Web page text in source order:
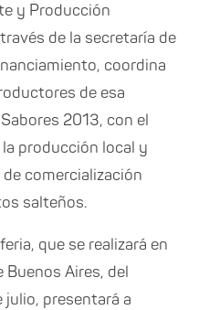
y Producción
de la secretaría de
coordina
de esa
2013, con el
producción local y
comercialización
salteños.
que se realizará en
Buenos Aires, del
julio, presentará a